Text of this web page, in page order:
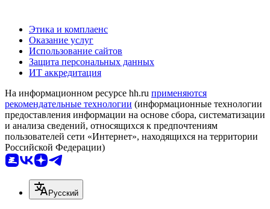
Этика и комплаенс
Оказание услуг
Использование сайтов
Защита персональных данных
ИТ аккредитация
На информационном ресурсе hh.ru применяются
рекомендательные технологии (информационные технологии
предоставления информации на основе сбора, систематизации
и анализа сведений, относящихся к предпочтениям
пользователей сети «Интернет», находящихся на территории
Российской Федерации)
Русский